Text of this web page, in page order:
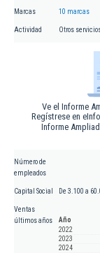
Marcas 10 marcas
Actividad Otros
Ve el Informe
Regístrese en
Informe
Número de
empleados
Capital Social De 3.100 a
Ventas
últimos años
Año
2022
2023
2024